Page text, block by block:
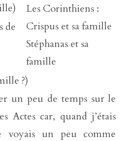
Les Corinthiens :
Crispus et sa famille
Stéphanas et sa
famille
de
?)
un peu de temps sur le
Actes car, quand j’étais
voyais un peu comme